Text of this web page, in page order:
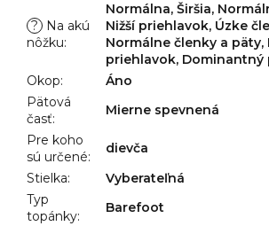
?
Na akú
nôžku:
Normálna, Širšia,
Nižší priehlavok, Úzke
Normálne členky a päty,
priehlavok, Dominantný
Okop:
Áno
Pätová
časť:
Mierne spevnená
Pre koho
sú určené:
dievča
Stielka:
Vyberateľná
Typ
topánky:
Barefoot